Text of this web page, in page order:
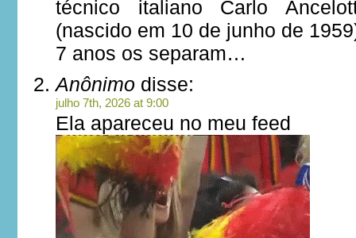
técnico italiano Carlo
(nascido em 10 de junho de
7 anos os separam…
Anônimo disse:
julho 7th, 2026 at 9:00
Ela apareceu no meu feed